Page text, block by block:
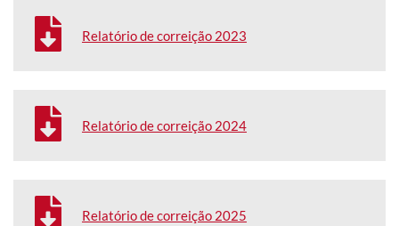
Relatório de correição 2023
Relatório de correição 2024
Relatório de correição 2025